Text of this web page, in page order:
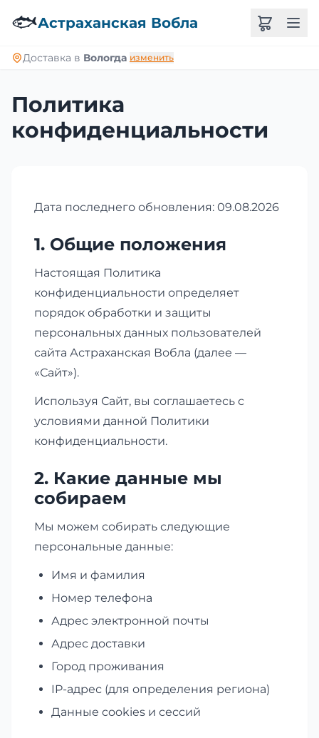
🐟Астраханская Вобла
Доставка в Вологда изменить
Политика
конфиденциальности
Дата последнего обновления: 09.08.2026
1. Общие положения
Настоящая Политика
конфиденциальности определяет
порядок обработки и защиты
персональных данных пользователей
сайта Астраханская Вобла (далее —
«Сайт»).
Используя Сайт, вы соглашаетесь с
условиями данной Политики
конфиденциальности.
2. Какие данные мы
собираем
Мы можем собирать следующие
персональные данные:
Имя и фамилия
Номер телефона
Адрес электронной почты
Адрес доставки
Город проживания
IP-адрес (для определения региона)
Данные cookies и сессий